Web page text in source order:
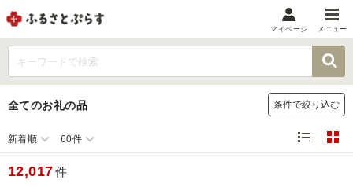
メニュー
マイメニュー
マイページ
お礼の品から探す
マイページ
全てのお礼の品 条件で絞り込む
新着順 60件
12,017件